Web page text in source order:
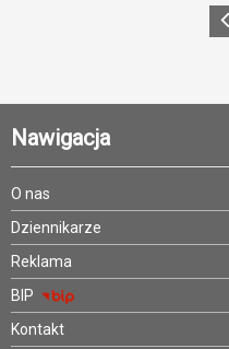
Nawigacja
O nas
Dziennikarze
Reklama
BIP
Kontakt